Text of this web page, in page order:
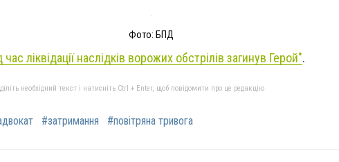
Фото: БПД
час ліквідації наслідків ворожих обстрілів загинув Герой".
необхідний текст і натисніть Ctrl + Enter, щоб повідомити про це редакцію
#затримання #повітряна тривога